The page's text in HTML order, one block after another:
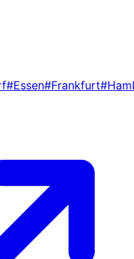
#Essen#Frankfurt